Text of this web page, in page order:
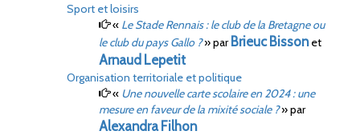
Sport et loisirs
« Le Stade Rennais: le club de la Bretagne ou
le club du pays Gallo ?»parBrieuc Bissonet
Arnaud Lepetit
Organisation territoriale et politique
« Une nouvelle carte scolaire en 2024: une
mesure en faveur de la mixité sociale ?»par
Alexandra Filhon